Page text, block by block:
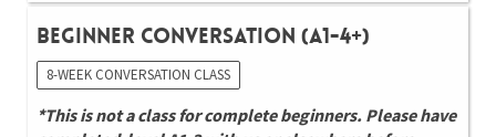
Beginner Conversation (A1-4+)
8-WEEK CONVERSATION CLASS
*This is not a class for complete beginners. Please have